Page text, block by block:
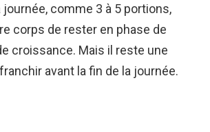
journée, comme 3 à 5 portions,
corps de rester en phase de
croissance. Mais il reste une
avant la fin de la journée.